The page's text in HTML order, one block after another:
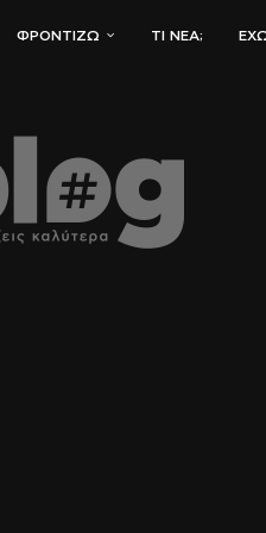
ΦΡΟΝΤΊΖΩ ΤΙ ΝΈΑ;